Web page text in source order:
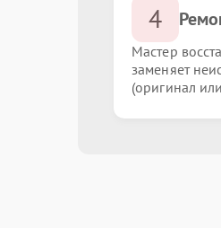
4
Мастер
заменяет
(оригинал